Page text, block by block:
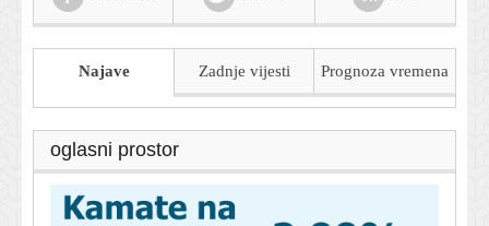
Najave Zadnje vijesti Prognoza vremena
oglasni prostor